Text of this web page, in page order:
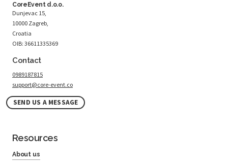
CoreEvent d.o.o.
Dunjevac 15,
10000 Zagreb,
Croatia
OIB: 36611335369
Contact
0989187815
support@core-event.co
SEND US A MESSAGE
Resources
About us